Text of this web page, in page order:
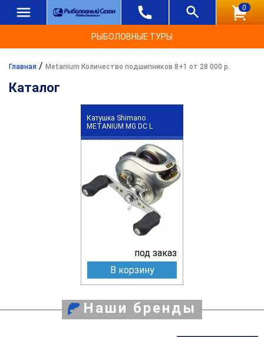
0
РЫБОЛОВНЫЕ ТУРЫ
Главная / Metanium Количество подшипников 8+1 от 28 000 р.
Каталог
Катушка Shimano
METANIUM MG DC L
под заказ
В корзину
Наши бренды